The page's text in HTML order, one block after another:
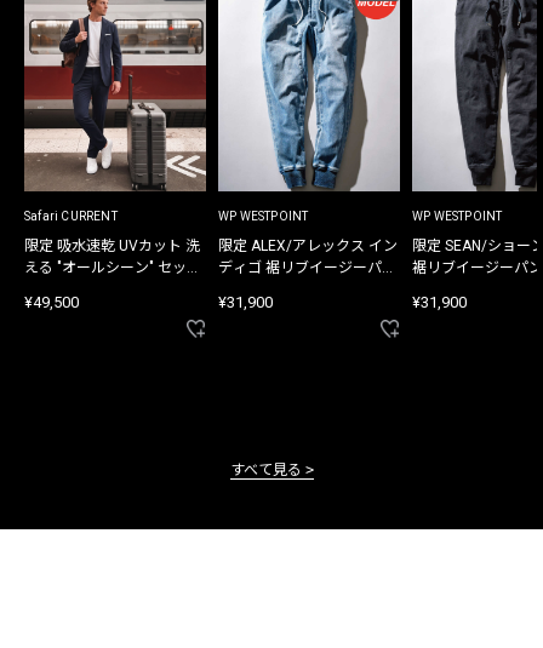
Safari CURRENT
限定 吸水速乾 UVカット 洗
える "オールシーン" セット
¥49,500
WP WESTPOINT
限定 ALEX/アレックス イン
ディゴ 裾リブイージーパン
¥31,900
WP WESTPOINT
限定 SEAN/ショー
裾リブイージーパ
¥31,900
すべて見る